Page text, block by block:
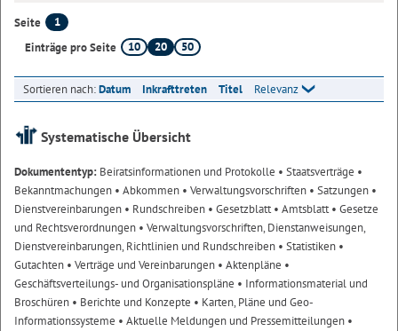
Seite
1
Einträge pro Seite
10 20 50
Sortieren nach:Datum Inkrafttreten Titel Relevanz
Systematische Übersicht
Dokumententyp: Beiratsinformationen und Protokolle • Staatsverträge •
Bekanntmachungen • Abkommen • Verwaltungsvorschriften • Satzungen •
Dienstvereinbarungen • Rundschreiben • Gesetzblatt• Amtsblatt• Gesetze
und Rechtsverordnungen • Verwaltungsvorschriften, Dienstanweisungen,
Dienstvereinbarungen, Richtlinien und Rundschreiben • Statistiken •
Gutachten • Verträge und Vereinbarungen • Aktenpläne •
Geschäftsverteilungs- und Organisationspläne • Informationsmaterial und
Broschüren • Berichte und Konzepte • Karten, Pläne und Geo-
Informationssysteme • Aktuelle Meldungen und Pressemitteilungen •